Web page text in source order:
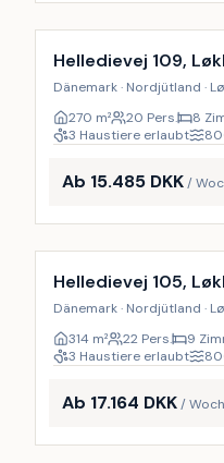
Inkl. Endreinigung
Helledievej 109,
Dänemark · Nordjütland ·
270 m² 20 Pers. 8
3 Haustiere erlaubt
Ab 15.485 DKK/
Inkl. Endreinigung
Helledievej 105,
Dänemark · Nordjütland ·
314 m² 22 Pers. 9
3 Haustiere erlaubt
Ab 17.164 DKK/
Inkl. Endreinigung